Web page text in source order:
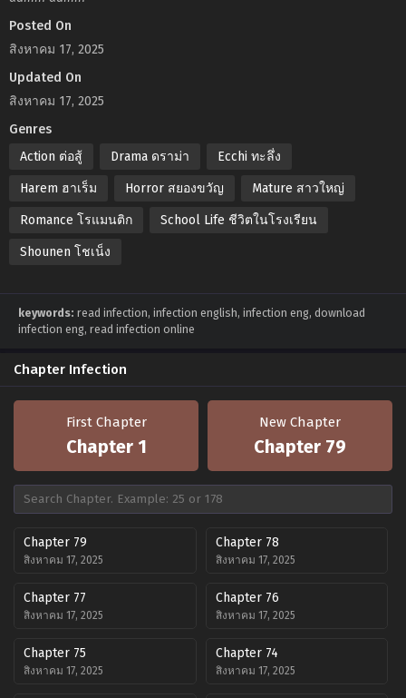
Posted On
สิงหาคม 17, 2025
Updated On
สิงหาคม 17, 2025
Genres
Action ต่อสู้
Drama ดราม่า Ecchi ทะลึ่ง
Harem ฮาเร็ม Horror สยองขวัญ Mature สาวใหญ่
Romance โรแมนติก School Life ชีวิตในโรงเรียน
Shounen โชเน็ง
keywords: read infection, infection english, infection eng, download
infection eng, read infection online
Chapter Infection
First Chapter
Chapter 1
New Chapter
Chapter 79
Chapter 79
สิงหาคม 17, 2025
Chapter 78
สิงหาคม 17, 2025
Chapter 77
สิงหาคม 17, 2025
Chapter 76
สิงหาคม 17, 2025
Chapter 75
สิงหาคม 17, 2025
Chapter 74
สิงหาคม 17, 2025